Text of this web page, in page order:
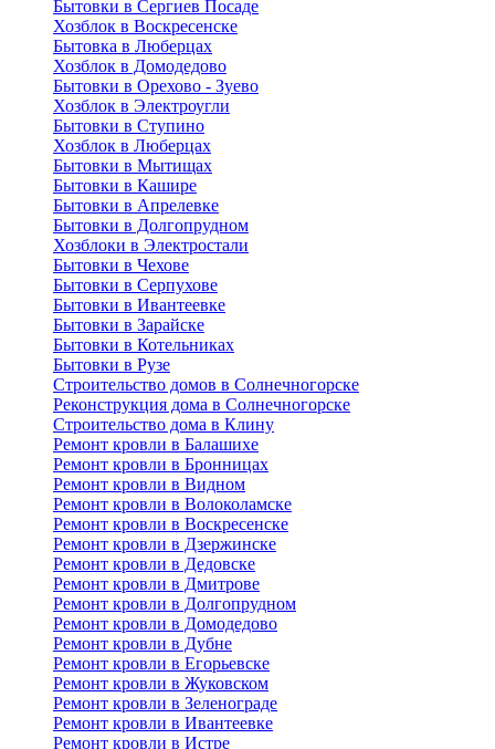
Бытовки в Сергиев Посаде
Хозблок в Воскресенске
Бытовка в Люберцах
Хозблок в Домодедово
Бытовки в Орехово - Зуево
Хозблок в Электроугли
Бытовки в Ступино
Хозблок в Люберцах
Бытовки в Мытищах
Бытовки в Кашире
Бытовки в Апрелевке
Бытовки в Долгопрудном
Хозблоки в Электростали
Бытовки в Чехове
Бытовки в Серпухове
Бытовки в Ивантеевке
Бытовки в Зарайске
Бытовки в Котельниках
Бытовки в Рузе
Строительство домов в Солнечногорске
Реконструкция дома в Солнечногорске
Строительство дома в Клину
Ремонт кровли в Балашихе
Ремонт кровли в Бронницах
Ремонт кровли в Видном
Ремонт кровли в Волоколамске
Ремонт кровли в Воскресенске
Ремонт кровли в Дзержинске
Ремонт кровли в Дедовске
Ремонт кровли в Дмитрове
Ремонт кровли в Долгопрудном
Ремонт кровли в Домодедово
Ремонт кровли в Дубне
Ремонт кровли в Егорьевске
Ремонт кровли в Жуковском
Ремонт кровли в Зеленограде
Ремонт кровли в Ивантеевке
Ремонт кровли в Истре